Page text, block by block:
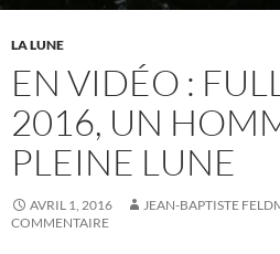
LA LUNE
EN VIDÉO :
2016, UN
PLEINE LUNE
AVRIL 1, 2016 JEAN-BAPTISTE
COMMENTAIRE